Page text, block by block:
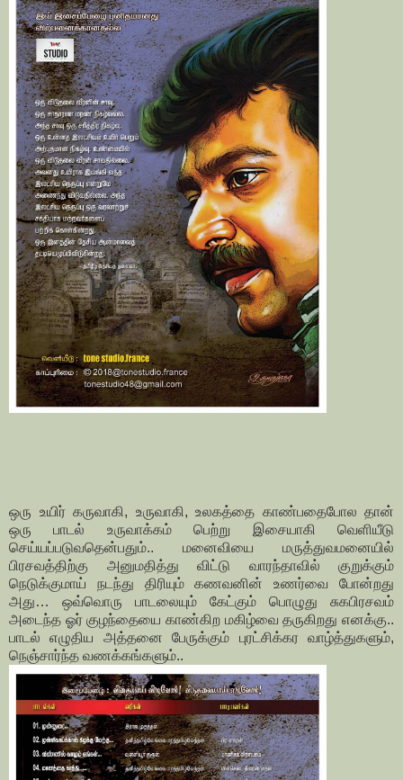
ஒரு உயிர் கருவாகி, உருவாகி, உலகத்தை காண்பதைபோல தான்
ஒரு பாடல் உருவாக்கம் பெற்று இசையாகி வெளியீடு
செய்யப்படுவதென்பதும்.. மனைவியை மருத்துவமனையில்
பிரசவத்திற்கு அனுமதித்து விட்டு வாரந்தாவில் குறுக்கும்
நெடுக்குமாய் நடந்து திரியும் கணவனின் உணர்வை போன்றது
அது… ஒவ்வொரு பாடலையும் கேட்கும் பொழுது சுகபிரசவம்
அடைந்த ஓர் குழந்தையை காண்கிற மகிழ்வை தருகிறது எனக்கு..
பாடல் எழுதிய அத்தனை பேருக்கும் புரட்சிக்கர வாழ்த்துகளும்,
நெஞ்சார்ந்த வணக்கங்களும்..